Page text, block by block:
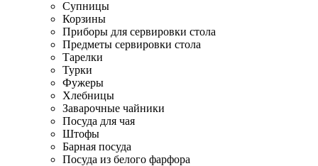
Супницы
Корзины
Приборы для сервировки стола
Предметы сервировки стола
Тарелки
Турки
Фужеры
Хлебницы
Заварочные чайники
Посуда для чая
Штофы
Барная посуда
Посуда из белого фарфора